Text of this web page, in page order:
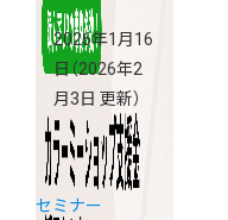
催
2026年1月16
日（2026年2
月3日 更新）
セミナー